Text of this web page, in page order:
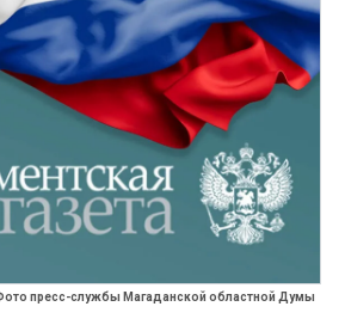
пресс-службы Магаданской областной Думы